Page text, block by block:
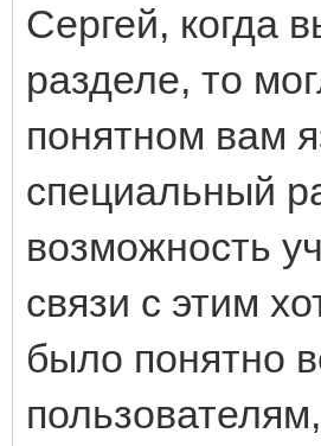
Сергей, когда
разделе, то
понятном вам
специальный
возможность
связи с этим
было понятно